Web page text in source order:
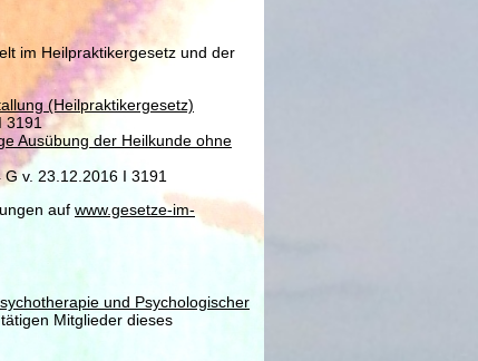
im Heilpraktikergesetz und der
(Heilpraktikergesetz)
3191
Ausübung der Heilkunde ohne
v. 23.12.2016 I 3191
auf www.gesetze-im-
und Psychologischer
Mitglieder dieses